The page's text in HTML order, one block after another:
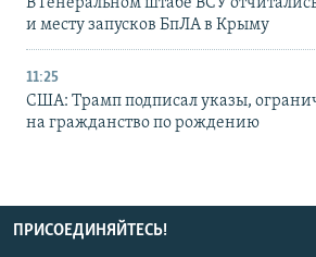
В Генеральном штабе ВСУ
и месту запусков БпЛА в Крыму
11:25
США: Трамп подписал указы,
на гражданство по рождению
ПРИСОЕДИНЯЙТЕСЬ!